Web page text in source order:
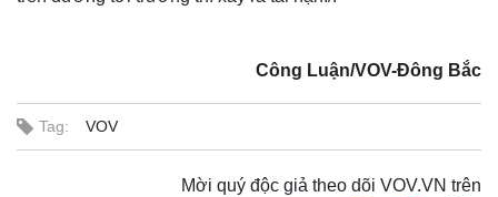
Công Luận/VOV-Đông Bắc
Tag: VOV
Mời quý độc giả theo dõi VOV.VN trên